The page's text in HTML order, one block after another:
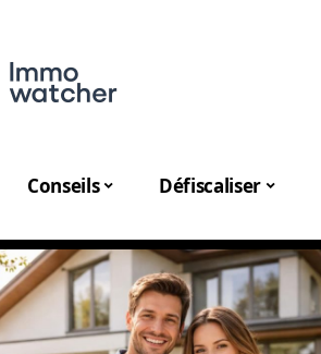
Conseils Défiscaliser